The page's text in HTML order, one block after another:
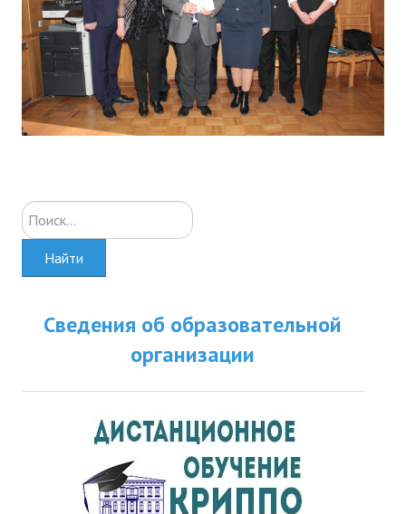
Искать...
Найти
Сведения об образовательной
организации